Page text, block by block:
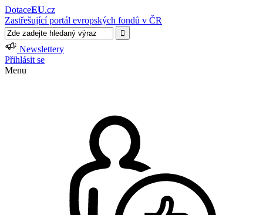
DotaceEU.cz
Zastřešující portál evropských fondů v ČR
Newslettery
Přihlásit se
Menu